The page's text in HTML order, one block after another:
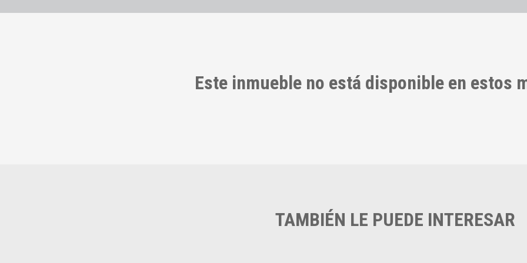
Este inmueble no está disponible en estos
TAMBIÉN LE PUEDE INTERESAR